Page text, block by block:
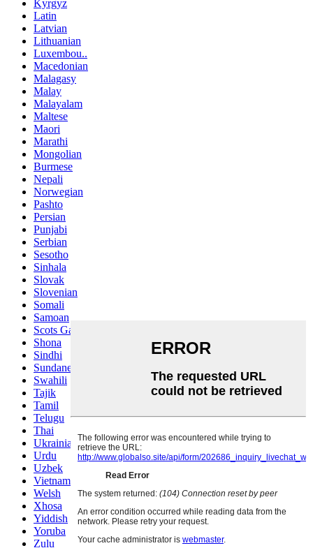
Kyrgyz
Latin
Latvian
Lithuanian
Luxembou..
Macedonian
Malagasy
Malay
Malayalam
Maltese
Maori
Marathi
Mongolian
Burmese
Nepali
Norwegian
Pashto
Persian
Punjabi
Serbian
Sesotho
Sinhala
Slovak
Slovenian
Somali
Samoan
Scots Gaelic
Shona
Sindhi
Sundanese
Swahili
Tajik
Tamil
Telugu
Thai
Ukrainian
Urdu
Uzbek
Vietnamese
Welsh
Xhosa
Yiddish
Yoruba
Zulu